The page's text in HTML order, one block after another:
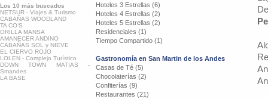
Los 10 más buscados
NETSUR - Viajes & Turismo
CABAÑAS WOODLAND
TA CO‘S
ORILLA MANSA
AMANECER ANDINO
CABAÑAS SOL y NIEVE
EL CIERVO ROJO
LOLEN - Complejo Turístico
DOWN TOWN MATIAS -
Smandes
LA BASE
Hoteles 3 Estrellas (6)
Hoteles 4 Estrellas (2)
Hoteles 5 Estrellas (2)
Residenciales (1)
Tiempo Compartido (1)
Gastronomía en San Martin de los Andes
Casas de Té (5)
Chocolaterías (2)
Confiterías (9)
Restaurantes (21)